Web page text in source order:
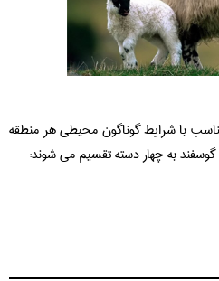
با شرایط گوناگون محیطی هر منطقه
به چهار دسته تقسیم می شوند: